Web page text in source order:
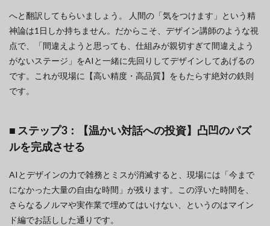
へと翻訳してもらいましょう。 人間の「気をつけます」という精
神論は1日しか持ちません。だからこそ、デザイン講師のような視
点で、「間違えようと思っても、仕組みが親切すぎて間違えよう
がないステージ」をAIと一緒に先回りしてデザインしてあげるの
です。これが現場に【高い精度・高品質】をもたらす絶対の鉄則
です。
■ ステップ3：【温かい対話への投資】凸凹のパズ
ルを完成させる
AIとデザインの力で雑務とミスが消滅すると、現場には「今まで
になかった大量の自由な時間」が残ります。この浮いた時間を、
さらなるノルマや実作業で埋めてはいけない、というのはマイン
ド編でお話しした通りです。